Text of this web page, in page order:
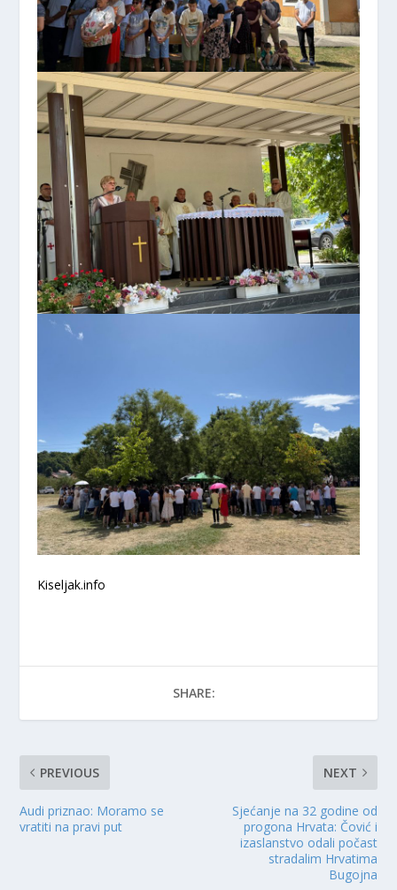
Kiseljak.info
SHARE:
PREVIOUS
Audi priznao: Moramo se
vratiti na pravi put
NEXT
Sjećanje na 32 godine od
progona Hrvata: Čović i
izaslanstvo odali počast
stradalim Hrvatima
Bugojna